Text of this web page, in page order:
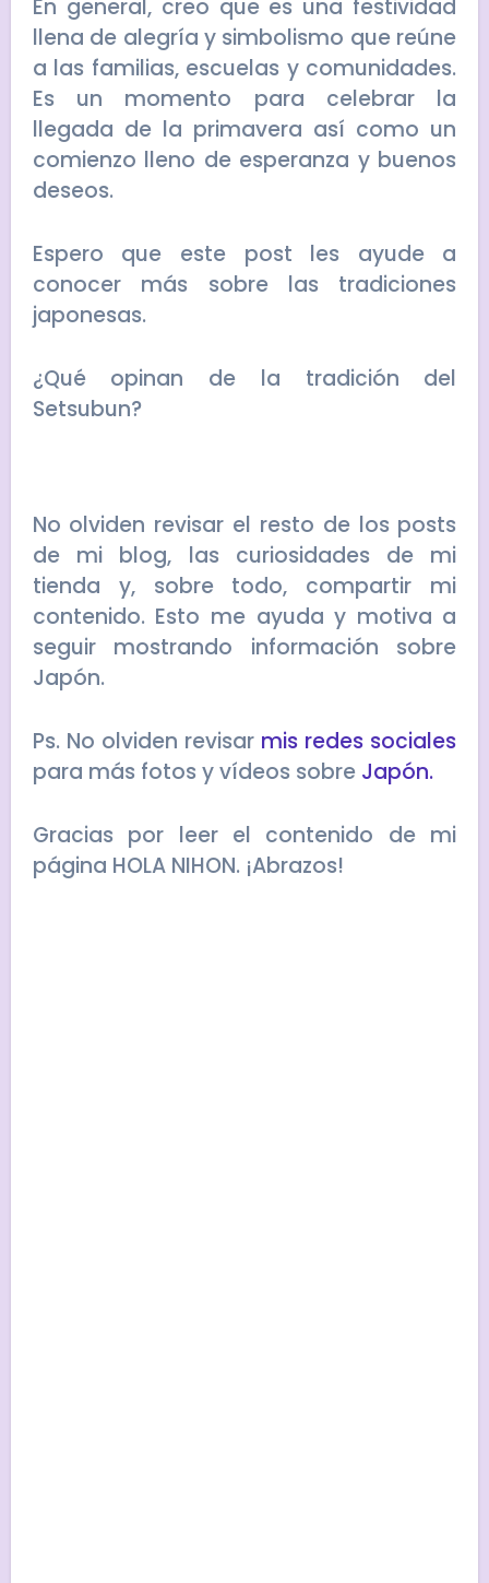
En general, creo que es una festividad
llena de alegría y simbolismo que reúne
a las familias, escuelas y comunidades.
Es un momento para celebrar la
llegada de la primavera así como un
comienzo lleno de esperanza y buenos
deseos.
Espero que este post les ayude a
conocer más sobre las tradiciones
japonesas.
¿Qué opinan de la tradición del
Setsubun?
No olviden revisar el resto de los posts
de mi blog, las curiosidades de mi
tienda y, sobre todo, compartir mi
contenido. Esto me ayuda y motiva a
seguir mostrando información sobre
Japón.
Ps. No olviden revisar mis redes sociales
para más fotos y vídeos sobre Japón.
Gracias por leer el contenido de mi
página HOLA NIHON. ¡Abrazos!